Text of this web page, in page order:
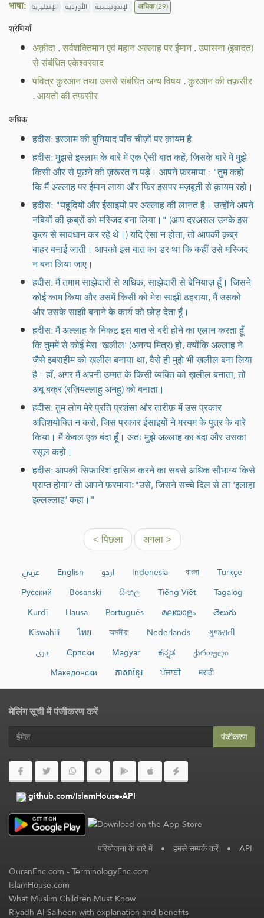
भाषा: الإنجليزية الأوردية الإندونيسية अधिक(29)
श्रेणियाँ
अक़ीदा.सर्वशक्तिमान एवं महान अल्लाह पर ईमान.उपासना (इबादत)
से संबंधित एकेश्वरवाद
पवित्र क़ुरआन तथा उससे संबंधित अन्य विषय.क़ुरआन की तफ़सीर
.आयतों की तफ़सीर
अधिक
हदीस: इस्लाम की बुनियाद पाँच चीज़ों पर क़ायम है
हदीस: मुझसे इस्लाम के बारे में एक ऐसी बात कहें, जिसके बारे में मुझे
किसी और से पूछने की ज़रूरत न पड़े। आपने फ़रमाया : "तुम कहो
कि मैं अल्लाह पर ईमान लाया और फिर इसपर मज़बूती से क़ायम रहो।
हदीस: "यहूदियों और ईसाइयों पर अल्लाह की लानत है। उन्होंने अपने
नबियों की क़ब्रों को मस्जिद बना लिया।" (आप दरअसल उनके इस
कृत्य से सावधान कर रहे थे।) यदि ऐसा न होता, तो आपकी क़ब्र
बाहर बनाई जाती। आपको इस बात का डर था कि कहीं उसे मस्जिद
न बना लिया जाए।
हदीस: मैं तमाम साझेदारों से अधिक, साझेदारी से बेनियाज़ हूँ। जिसने
कोई काम किया और उसमें किसी को मेरा साझी ठहराया, मैं उसको
और उसके साझी बनाने के कार्य को छोड़ देता हूँ।
हदीस: मैं अल्लाह के निकट इस बात से बरी होने का एलान करता हूँ
कि तुममें से कोई मेरा 'ख़लील' (अनन्य मित्र) हो, क्योंकि अल्लाह ने
जैसे इबराहीम को ख़लील बनाया था, वैसे ही मुझे भी ख़लील बना लिया
है। हाँ, अगर मैं अपनी उम्मत के किसी व्यक्ति को ख़लील बनाता, तो
अबू बक्र (रज़ियल्लाहु अनहु) को बनाता।
हदीस: तुम लोग मेरे प्रति प्रशंसा और तारीफ़ में उस प्रकार
अतिशयोक्ति न करो, जिस प्रकार ईसाइयों ने मरयम के पुत्र के बारे
किया। मैं केवल एक बंदा हूँ। अतः मुझे अल्लाह का बंदा और उसका
रसूल कहो।
हदीस: आपकी सिफ़ारिश हासिल करने का सबसे अधिक सौभाग्य किसे
प्राप्त होगा? तो आपने फ़रमायाः"उसे, जिसने सच्चे दिल से ला 'इलाहा
इल्लल्लाह' कहा।"
< पिछला अगला >
عربي English اردو Indonesia বাংলা
Türkçe
Русский
Bosanski සිංහල Tiếng Việt
Tagalog
Kurdî
Hausa Português മലയാളം
తెలుగు
Kiswahili
ไทย অসমীয়া Nederlands
ગુજરાતી
دری
Српски Magyar ಕನ್ನಡ
ქართული
Македонски
ភាសាខ្មែរ ਪੰਜਾਬੀ मराठी
मेलिंग सूची में पंजीकरण करें
पंजीकरण
github.com/IslamHouse-API
परियोजना के बारे में • हमसे सम्पर्क करें • API
QuranEnc.com-TerminologyEnc.com
IslamHouse.com
What Muslim Children Must Know
Riyadh Al-Salheen with explanation and benefits